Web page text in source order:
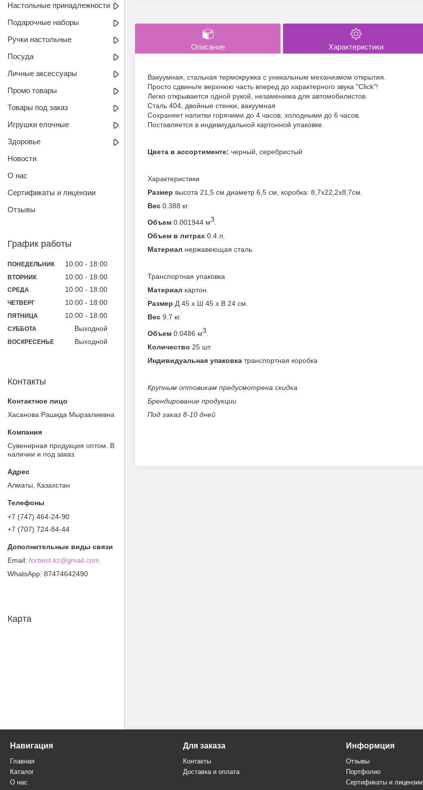
Описание Характеристики
Вакуумная, стальная термокружка с уникальным механизмом открытия.
Просто сдвиньте верхнюю часть вперед до характерного звука "Click"!
Легко открывается одной рукой, незаменима для автомобилистов.
Сталь 404, двойные стенки, вакуумная
Сохраняет напитки горячими до 4 часов, холодными до 6 часов.
Поставляется в индивиудальной картонной упаковке.
Цвета в ассортименте: черный, серебристый
Характеристики
Размер высота 21,5 см диаметр 6,5 см, коробка: 8,7х22,2х8,7см.
Вес 0.388 кг.
Объем 0.001944 м3
Объем в литрах 0.4 л.
Материал нержавеющая сталь.
Транспортная упаковка
Материал картон.
Размер Д 45 x Ш 45 x В 24 см.
Вес 9.7 кг.
Объем 0.0486 м3
Количество 25 шт.
Индивидуальная упаковка транспортная коробка
Крупным оптовикам предусмотрена скидка
Брендирование продукции
Под заказ 8-10 дней
Настольные принадлежности
Подарочные наборы
Ручки настольные
Посуда
Личные аксессуары
Промо товары
Товары под заказ
Игрушки елочные
Здоровье
Новости
О нас
Сертификаты и лицензии
Отзывы
График работы
ПОНЕДЕЛЬНИК 10:00 18:00
ВТОРНИК 10:00 18:00
СРЕДА 10:00 18:00
ЧЕТВЕРГ 10:00 18:00
ПЯТНИЦА 10:00 18:00
СУББОТА Выходной
ВОСКРЕСЕНЬЕ Выходной
Контакты
Хасанова Рашида Мырзалиевна
Cувенирная продукция оптом. В
наличии и под заказ.
Алматы, Казахстан
+7 (747) 464-24-90
+7 (707) 724-84-44
forbest.kz@gmail.com
87474642490
Карта
Навигация
Главная
Каталог
О нас
Для заказа
Контакты
Доставка и оплата
Информция
Отзывы
Портфолио
Сертификаты и лицензии